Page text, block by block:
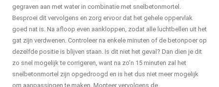
gegraven aan met water in combinatie met snelbetonmortel.
Besproei dit vervolgens en zorg ervoor dat het gehele oppervlak
goed nat is. Na afloop even aankloppen, zodat alle luchtbellen uit het
gat zijn verdwenen. Controleer na enkele minuten of de betonpoer op
dezelfde positie is blijven staan. Is dit niet het geval? Dan dien je dit
zo snel mogelijk te corrigeren, want na zo’n 15 minuten zal het
snelbetonmortel zijn opgedroogd en is het dus niet meer mogelijk
om aanpassingen te maken. Monteer vervolgens de